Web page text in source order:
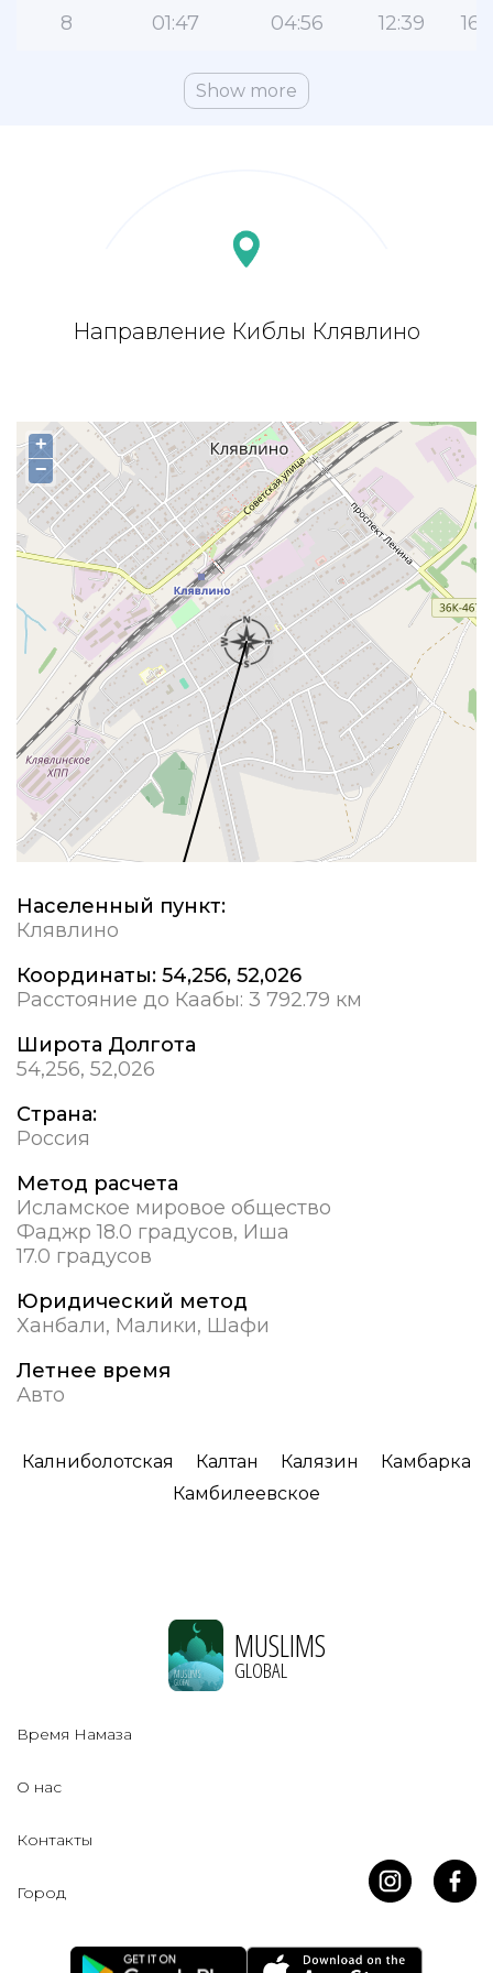
8 01:47 04:56 12:39
Show more
Направление Киблы Клявлино
+
−
Населенный пункт:
Клявлино
Координаты: 54,256, 52,026
Расстояние до Каабы: 3 792.79 км
Широта Долгота
54,256, 52,026
Страна:
Россия
Метод расчета
Исламское мировое общество
Фаджр 18.0 градусов, Иша
17.0 градусов
Юридический метод
Ханбали, Малики, Шафи
Летнее время
Авто
Калниболотская Калтан Калязин
Камбарка
Камбилеевское
MUSLIMS
GLOBAL
Время Намаза
О нас
Контакты
Город